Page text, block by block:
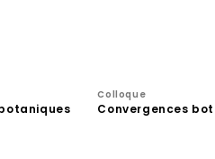
Colloque
Convergences